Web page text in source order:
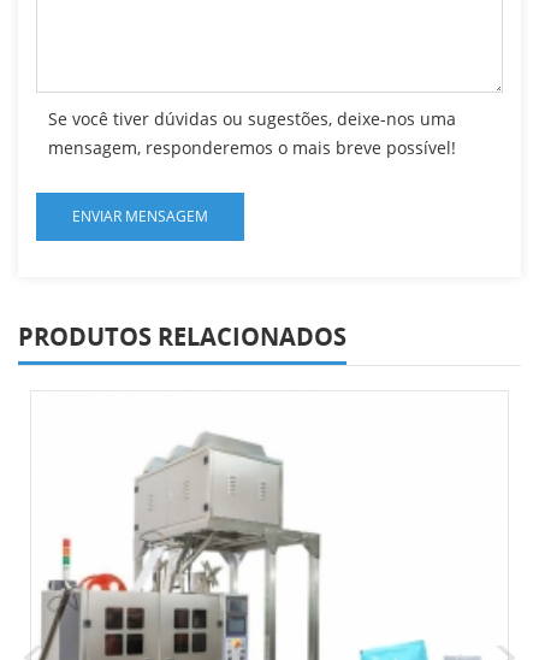
Se você tiver dúvidas ou sugestões, deixe-nos uma
mensagem, responderemos o mais breve possível!
PRODUTOS RELACIONADOS